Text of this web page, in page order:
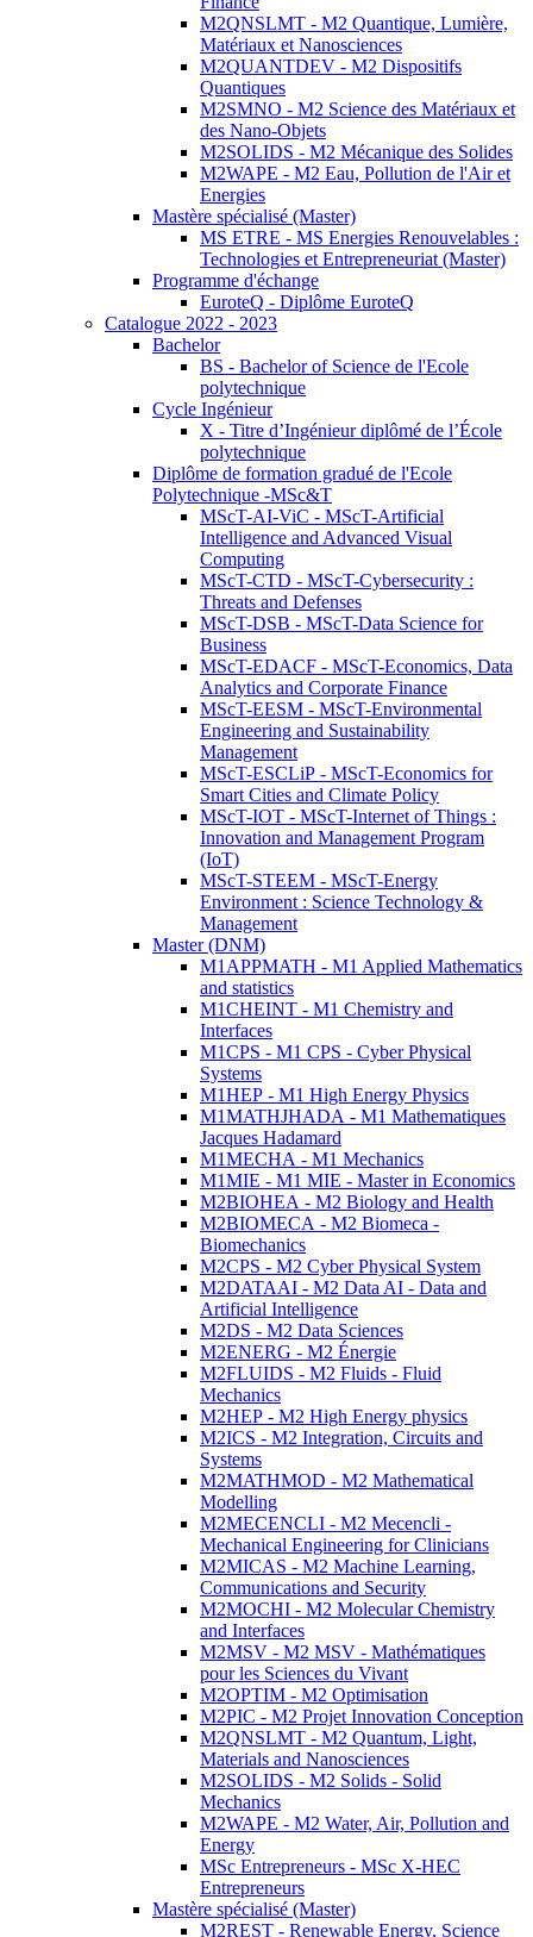
M2QNSLMT - M2 Quantique, Lumière,
Matériaux et Nanosciences
M2QUANTDEV - M2 Dispositifs
Quantiques
M2SMNO - M2 Science des Matériaux et
des Nano-Objets
M2SOLIDS - M2 Mécanique des Solides
M2WAPE - M2 Eau, Pollution de l'Air et
Energies
Mastère spécialisé (Master)
MS ETRE - MS Energies Renouvelables :
Technologies et Entrepreneuriat (Master)
Programme d'échange
EuroteQ - Diplôme EuroteQ
Catalogue 2022 - 2023
Bachelor
BS - Bachelor of Science de l'Ecole
polytechnique
Cycle Ingénieur
X - Titre d’Ingénieur diplômé de l’École
polytechnique
Diplôme de formation gradué de l'Ecole
Polytechnique -MSc&T
MScT-AI-ViC - MScT-Artificial
Intelligence and Advanced Visual
Computing
MScT-CTD - MScT-Cybersecurity :
Threats and Defenses
MScT-DSB - MScT-Data Science for
Business
MScT-EDACF - MScT-Economics, Data
Analytics and Corporate Finance
MScT-EESM - MScT-Environmental
Engineering and Sustainability
Management
MScT-ESCLiP - MScT-Economics for
Smart Cities and Climate Policy
MScT-IOT - MScT-Internet of Things :
Innovation and Management Program
(IoT)
MScT-STEEM - MScT-Energy
Environment : Science Technology &
Management
Master (DNM)
M1APPMATH - M1 Applied Mathematics
and statistics
M1CHEINT - M1 Chemistry and
Interfaces
M1CPS - M1 CPS - Cyber Physical
Systems
M1HEP - M1 High Energy Physics
M1MATHJHADA - M1 Mathematiques
Jacques Hadamard
M1MECHA - M1 Mechanics
M1MIE - M1 MIE - Master in Economics
M2BIOHEA - M2 Biology and Health
M2BIOMECA - M2 Biomeca -
Biomechanics
M2CPS - M2 Cyber Physical System
M2DATAAI - M2 Data AI - Data and
Artificial Intelligence
M2DS - M2 Data Sciences
M2ENERG - M2 Énergie
M2FLUIDS - M2 Fluids - Fluid
Mechanics
M2HEP - M2 High Energy physics
M2ICS - M2 Integration, Circuits and
Systems
M2MATHMOD - M2 Mathematical
Modelling
M2MECENCLI - M2 Mecencli -
Mechanical Engineering for Clinicians
M2MICAS - M2 Machine Learning,
Communications and Security
M2MOCHI - M2 Molecular Chemistry
and Interfaces
M2MSV - M2 MSV - Mathématiques
pour les Sciences du Vivant
M2OPTIM - M2 Optimisation
M2PIC - M2 Projet Innovation Conception
M2QNSLMT - M2 Quantum, Light,
Materials and Nanosciences
M2SOLIDS - M2 Solids - Solid
Mechanics
M2WAPE - M2 Water, Air, Pollution and
Energy
MSc Entrepreneurs - MSc X-HEC
Entrepreneurs
Mastère spécialisé (Master)
M2REST - Renewable Energy, Science